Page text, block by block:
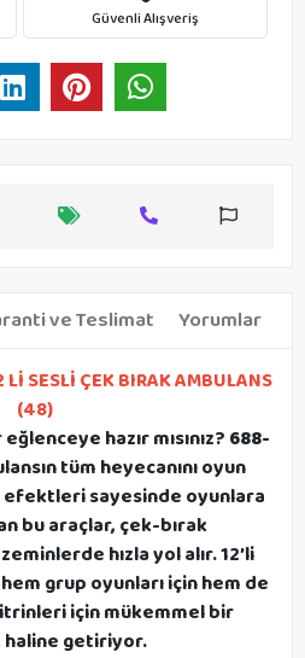
Güvenli Alışveriş
ve Teslimat Yorumlar
SESLİ ÇEK BIRAK AMBULANS
(48)
hazır mısınız? 688-
tüm heyecanını oyun
efektleri sayesinde oyunlara
bu araçlar, çek-bırak
hızla yol alır. 12’li
grup oyunları için hem de
için mükemmel bir
haline getiriyor.